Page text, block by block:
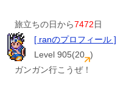
旅立ちの日から7472日
[ ranのプロフィール ]
Level 905(20 )
ガンガン行こうぜ！